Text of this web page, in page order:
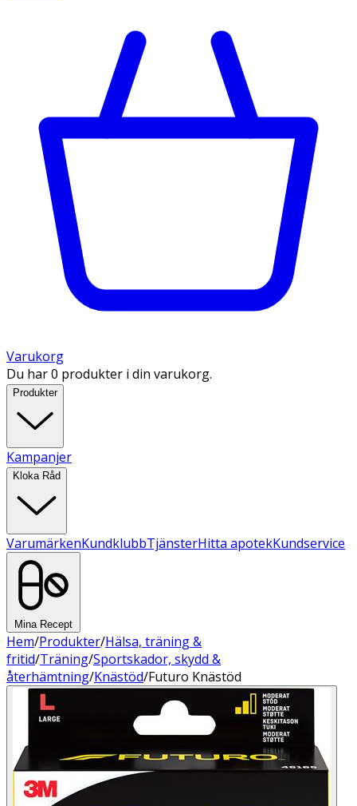
Varukorg
Du har 0 produkter i din varukorg.
Produkter
Kampanjer
Kloka Råd
VarumärkenKundklubbTjänsterHitta apotekKundservice
Mina Recept
Hem/Produkter/Hälsa, träning &
fritid/Träning/Sportskador, skydd &
återhämtning/Knästöd/Futuro Knästöd